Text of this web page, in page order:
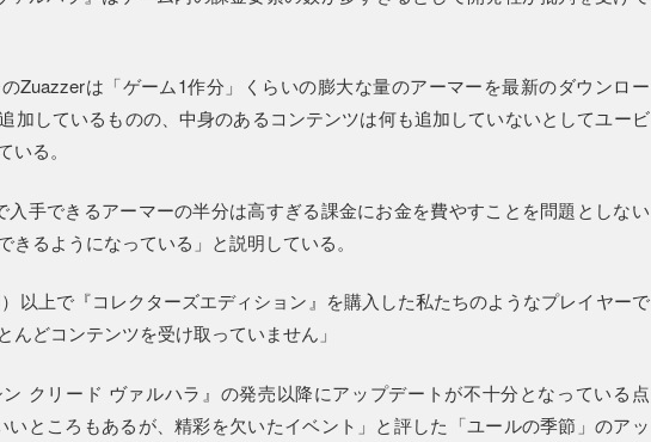
Zuazzerは「ゲーム1作分」くらいの膨大な量のアーマーを最新のダウンロー
加しているものの、中身のあるコンテンツは何も追加していないとしてユービ
る。
入手できるアーマーの半分は高すぎる課金にお金を費やすことを問題としない
きるようになっている」と説明している。
）以上で『コレクターズエディション』を購入した私たちのようなプレイヤーで
んどコンテンツを受け取っていません」
クリード ヴァルハラ』の発売以降にアップデートが不十分となっている点
いところもあるが、精彩を欠いたイベント」と評した「ユールの季節」のアッ